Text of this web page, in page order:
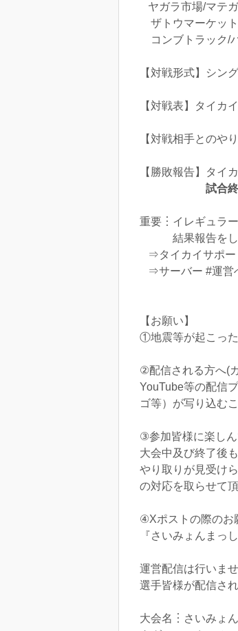
ヤガラ市場/マテ
ザトウマーケッ
コンブトラック/
【対戦形式】シン
【対戦表】タイカ
【対戦相手とのや
【勝敗報告】タイ
試合
重要︙イレギュラ
結果報告をし
⇒タイカイサポー
⇒サーバー #運営
【お願い】
①地震等が起こった
②配信される方へ(
YouTube等の配信
ゴ等）が写り込む
③参加皆様に楽し
大会中及び終了後
やり取りが見受け
の対応を取らせて頂
④Xポストの際のお
『さいみょんまっ
運営配信は行いま
選手皆様が配信さ
大会名︙さいみょ